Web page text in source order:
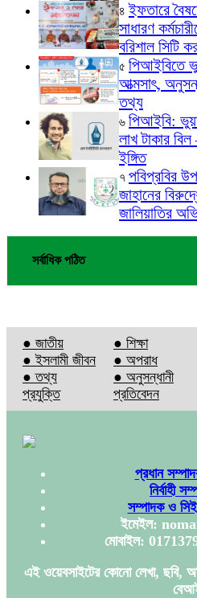
৪ ইফতারে
সাধারণ
বরিশাল সিটি
৫ পিআইবিতে
আত্মসাৎ,
তথ্য
৬ পিআইবি:
লাখ টাকার
ইঙ্গিত
৭ পবিপ্রবির
জাহানের
জালিয়াতির
সর্বাধিক পঠিত
● জাতীয়
● ইসলামী জীবন
● তথ্য
প্রযুক্তি
● শিক্ষা
● অপরাধ
● অনুসন্ধানী
প্রতিবেদন
প্রধান
নির্বাহী
সম্পাদক ও
ইমেইল:
মোবাইল:
এই ওয়েবসাইটের কোনো লেখা, ছবি,